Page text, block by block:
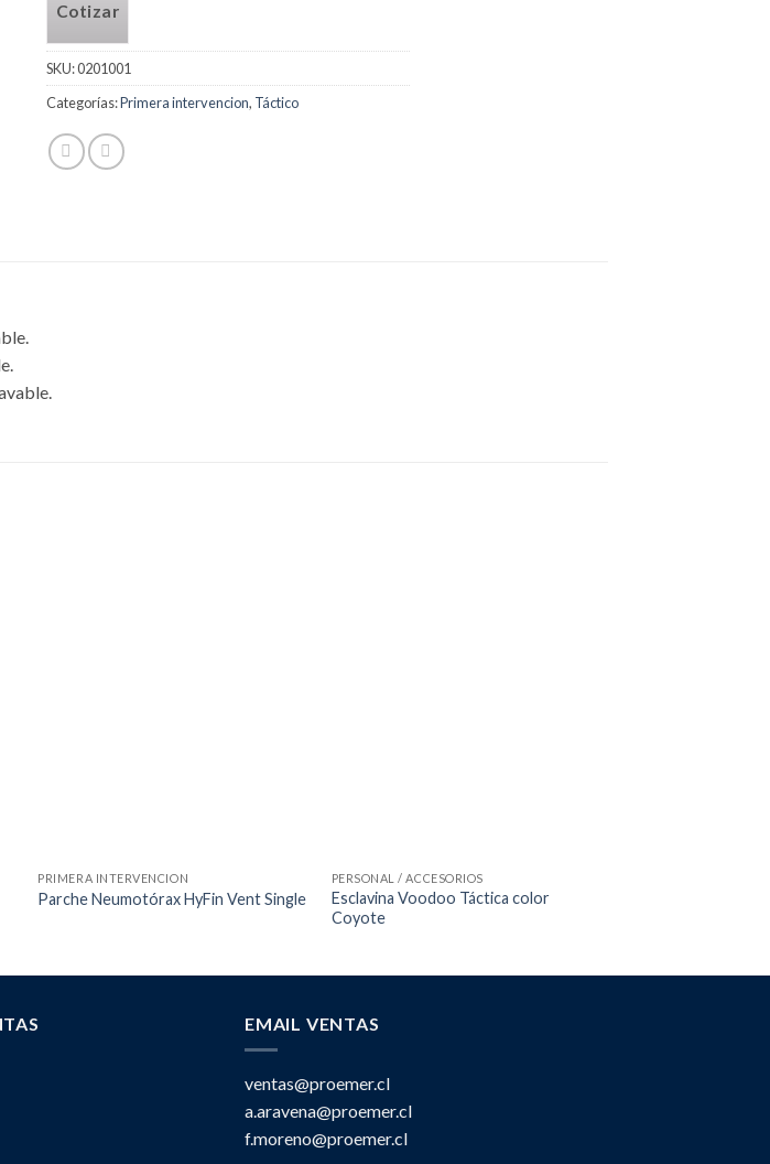
Cotizar
SKU:0201001
Categorías:Primera intervencion, Táctico
PRIMERA INTERVENCION
Parche Neumotórax HyFin Vent Single
PERSONAL / ACCESORIOS
Esclavina Voodoo Táctica color
Coyote
EMAIL VENTAS
ventas@proemer.cl
a.aravena@proemer.cl
f.moreno@proemer.cl